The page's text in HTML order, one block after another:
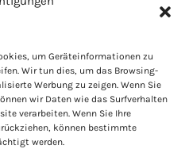
um Geräteinformationen zu
Wir tun dies, um das Browsing-
Werbung zu zeigen. Wenn Sie
wir Daten wie das Surfverhalten
verarbeiten. Wenn Sie Ihre
können bestimmte
werden.
AGB
Richtlinie
RODO